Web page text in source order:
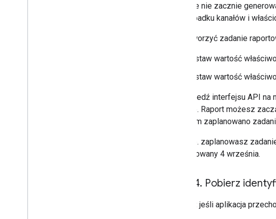
YouTube nie zacznie
w przypadku kanałów i
Aby utworzyć zadanie
Ustaw wartość
Ustaw wartość
Odpowiedź interfejsu API na
zadanie. Raport możesz
w którym zaplanowano
Jeśli np. zaplanowasz
opublikowany 4 września.
Krok 4. Pobierz
Uwaga: jeśli aplikacja